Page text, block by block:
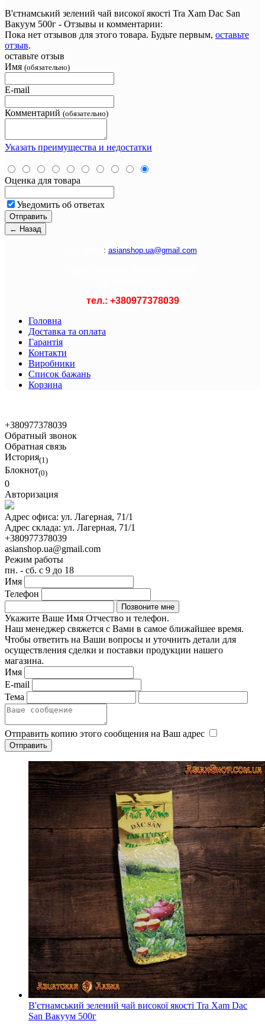
В'єтнамський зелений чай високої якості Tra Xam Dac San
Вакуум 500г - Отзывы и комментарии:
Пока нет отзывов для этого товара. Будьте первым, оставьте
отзыв.
оставьте отзыв
Имя (обязательно)
E-mail
Комментарий (обязательно)
Указать преимущества и недостатки
Оценка для товара
Уведомить об ответах
: asianshop.ua@gmail.com
тел.: +380977378039
Головна
Доставка та оплата
Гарантія
Контакти
Виробники
Список бажань
Корзина
+380977378039
Обратный звонок
Обратная связь
История(1)
Блокнот(0)
0
Авторизация
Адрес офиса: ул. Лагерная, 71/1
Адрес склада: ул. Лагерная, 71/1
+380977378039
asianshop.ua@gmail.com
Режим работы
пн. - сб. с 9 до 18
Имя
Телефон
Укажите Ваше Имя Отчество и телефон.
Наш менеджер свяжется с Вами в самое ближайшее время.
Чтобы ответить на Ваши вопросы и уточнить детали для
осуществления сделки и поставки продукции нашего
магазина.
Имя
E-mail
Тема
Отправить копию этого сообщения на Ваш адрес
В'єтнамський зелений чай високої якості Tra Xam Dac
San Вакуум 500г